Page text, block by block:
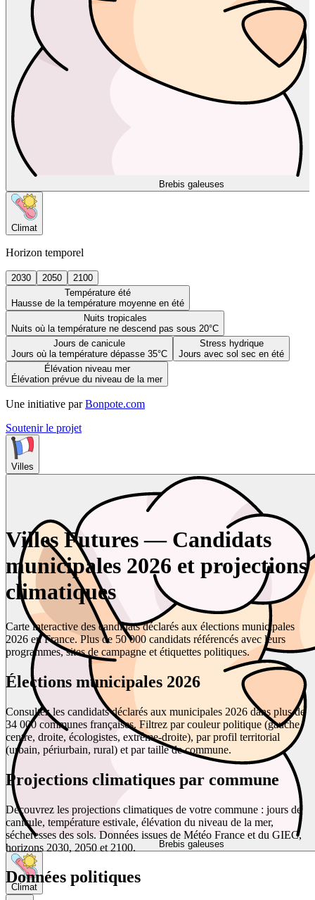
Brebis galeuses
Climat
Horizon temporel
2030 2050
2100
Température été
Hausse de la température moyenne en été
Nuits tropicales
Nuits où la température ne descend pas sous 20°C
Jours de canicule
Jours où la température dépasse 35°C
Stress hydrique
Jours avec sol sec en été
Élévation niveau mer
Élévation prévue du niveau de la mer
Une initiative par Bonpote.com
Soutenir le projet
Villes
Brebis galeuses
Climat
Villes Futures — Candidats
municipales 2026 et projections
climatiques
Carte interactive des candidats déclarés aux élections municipales
2026 en France. Plus de 50 000 candidats référencés avec leurs
programmes, sites de campagne et étiquettes politiques.
Élections municipales 2026
Consultez les candidats déclarés aux municipales 2026 dans plus de
34 000 communes françaises. Filtrez par couleur politique (gauche,
centre, droite, écologistes, extrême-droite), par profil territorial
(urbain, périurbain, rural) et par taille de commune.
Projections climatiques par commune
Découvrez les projections climatiques de votre commune : jours de
canicule, température estivale, élévation du niveau de la mer,
sécheresses des sols. Données issues de Météo France et du GIEC,
horizons 2030, 2050 et 2100.
Données politiques